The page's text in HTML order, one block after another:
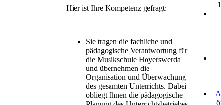
Hier ist Ihre Kompetenz gefragt:
Sie tragen die fachliche und
pädagogische Verantwortung für
die Musikschule Hoyerswerda
und übernehmen die
Organisation und Überwachung
des gesamten Unterrichts. Dabei
obliegt Ihnen die pädagogische